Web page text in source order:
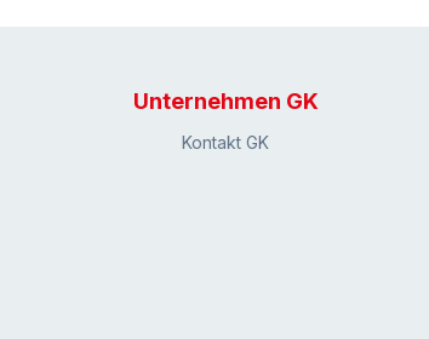
Unternehmen GK
Kontakt GK